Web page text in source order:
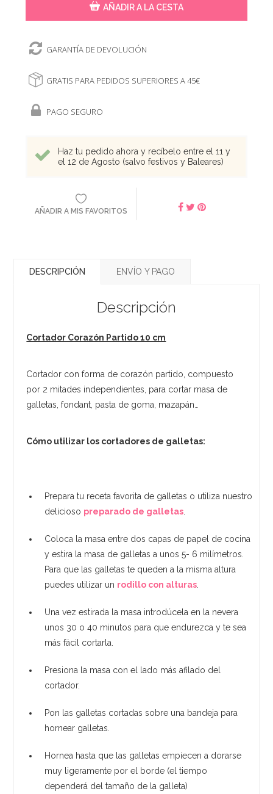
AÑADIR A LA CESTA
GARANTÍA DE DEVOLUCIÓN
GRATIS PARA PEDIDOS SUPERIORES A 45€
PAGO SEGURO
Haz tu pedido ahora y recíbelo entre el 11 y
el 12 de Agosto (salvo festivos y Baleares)
AÑADIR A MIS FAVORITOS
DESCRIPCIÓN ENVÍO Y PAGO
Descripción
Cortador Corazón Partido 10 cm
Cortador con forma de corazón partido, compuesto
por 2 mitades independientes, para cortar masa de
galletas, fondant, pasta de goma, mazapán…
Cómo utilizar los cortadores de galletas:
Prepara tu receta favorita de galletas o utiliza nuestro
delicioso preparado de galletas
Coloca la masa entre dos capas de papel de cocina
y estira la masa de galletas a unos 5- 6 milímetros.
Para que las galletas te queden a la misma altura
puedes utilizar un rodillo con alturas
Una vez estirada la masa introdúcela en la nevera
unos 30 o 40 minutos para que endurezca y te sea
más fácil cortarla.
Presiona la masa con el lado más afilado del
cortador.
Pon las galletas cortadas sobre una bandeja para
hornear galletas.
Hornea hasta que las galletas empiecen a dorarse
muy ligeramente por el borde (el tiempo
dependerá del tamaño de la galleta)